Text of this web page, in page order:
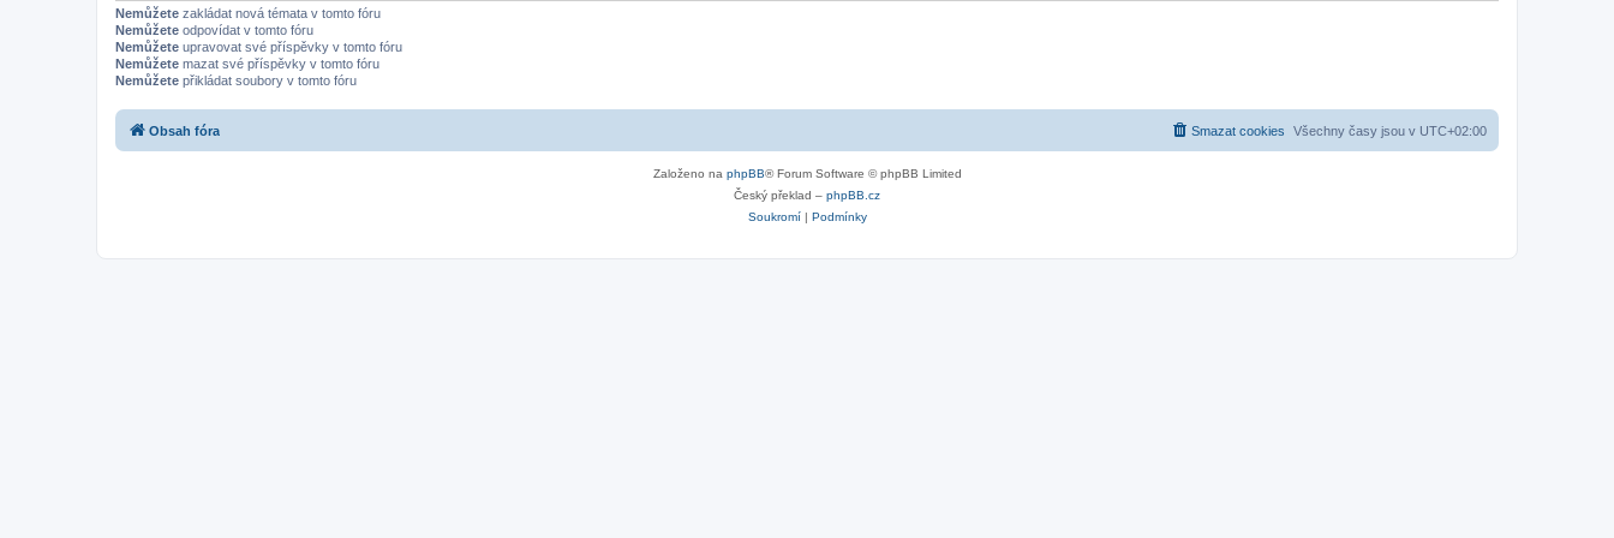
Nemůžete zakládat nová témata v tomto fóru
Nemůžete odpovídat v tomto fóru
Nemůžete upravovat své příspěvky v tomto fóru
Nemůžete mazat své příspěvky v tomto fóru
Nemůžete přikládat soubory v tomto fóru
Obsah fóra Všechny časy jsou v UTC+02:00
Smazat cookies
Založeno na phpBB® Forum Software © phpBB Limited
Český překlad – phpBB.cz
Soukromí| Podmínky